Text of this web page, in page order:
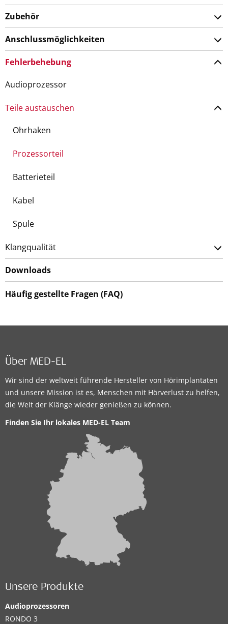
Zubehör
Anschlussmöglichkeiten
Fehlerbehebung
Audioprozessor
Teile austauschen
Ohrhaken
Prozessorteil
Batterieteil
Kabel
Spule
Klangqualität
Downloads
Häufig gestellte Fragen (FAQ)
Über MED-EL
Wir sind der weltweit führende Hersteller von Hörimplantaten
und unsere Mission ist es, Menschen mit Hörverlust zu helfen,
die Welt der Klänge wieder genießen zu können.
Finden Sie Ihr lokales MED-EL Team
Unsere Produkte
Audioprozessoren
RONDO 3